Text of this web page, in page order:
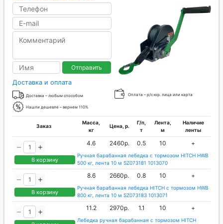
Отправить
Доставка и оплата
Доставка – любым способом Оплата – р/с юр. лица или карта
Нашли дешевле – вернем 110%
Заказ
Масса,
кг
Цена, р.
Г/п,
т
Лента,
м
Наличие
ленты
В корзину
4.6 2460р. 0.5 10 +
Ручная барабанная лебедка с тормозом HITCH HWB
500 кг, лента 10 м SZ073181 1013070
В корзину
8.6 2660р. 0.8 10 +
Ручная барабанная лебедка HITCH с тормозом HWB
800 кг, лента 10 м SZ073183 1013071
11.2 2970р. 1.1 10 +
Лебедка ручная барабанная с тормозом HITCH